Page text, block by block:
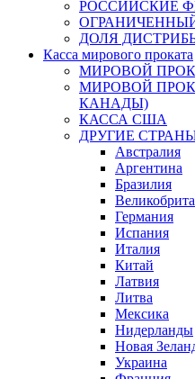
РОССИЙСКИЕ
ДОЛЯ
Касса мирового проката
МИРОВОЙ
МИРОВОЙ
КАНАДЫ)
КАССА США
ДРУГИЕ
Австралия
Аргентина
Бразилия
Германия
Испания
Италия
Китай
Латвия
Литва
Мексика
Нидерланды
Новая
Украина